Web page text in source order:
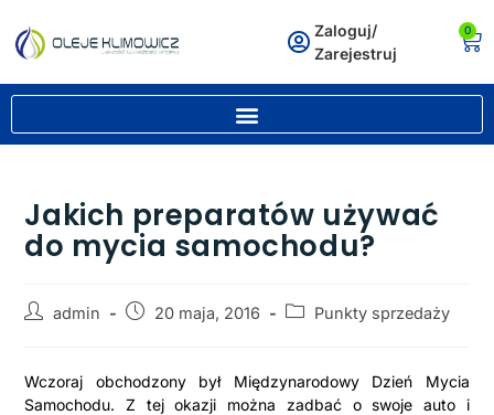
Zaloguj/
Zarejestruj
0
Jakich preparatów używać
do mycia samochodu?
admin 20 maja, 2016 Punkty sprzedaży
Wczoraj obchodzony był Międzynarodowy Dzień Mycia
Samochodu. Z tej okazji można zadbać o swoje auto i